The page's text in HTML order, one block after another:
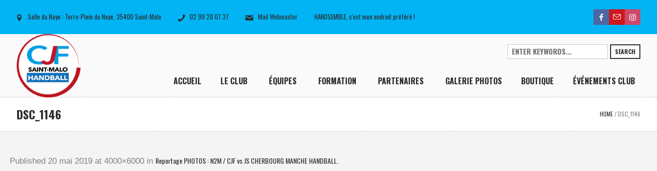
Salle du Naye : Terre-Plein du Naye, 35400 Saint-Malo 02 99 20 07 37 Mail Webmaster HANDSEMBLE, c'est mon endroit préféré !
SEARCH
ACCUEIL LE CLUB ÉQUIPES FORMATION PARTENAIRES GALERIE PHOTOS BOUTIQUE ÉVÉNEMENTS CLUB
DSC_1146 HOME /DSC_1146
Published 20 mai 2019 at 4000×6000 in Reportage PHOTOS : N2M / CJF vs JS CHERBOURG MANCHE HANDBALL .